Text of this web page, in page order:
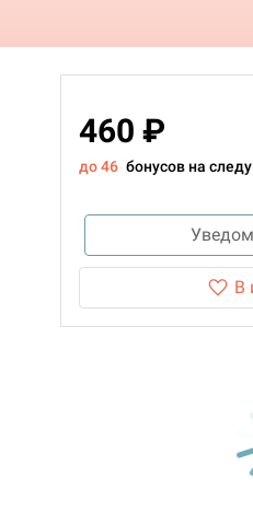
460 ₽
до 46 бонусов на
В